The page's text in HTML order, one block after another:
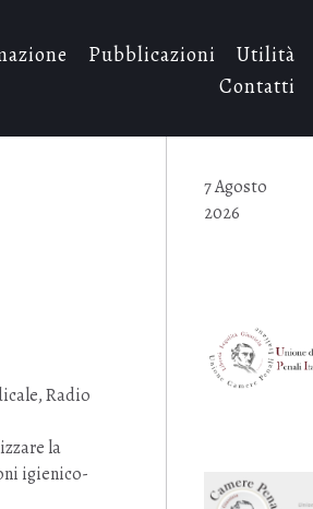
Pubblicazioni
Utilità
Contatti
Radio
la
igienico-
7 Agosto
2026